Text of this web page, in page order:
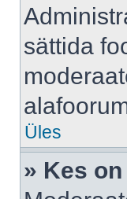
sättida
Üles
» Kes